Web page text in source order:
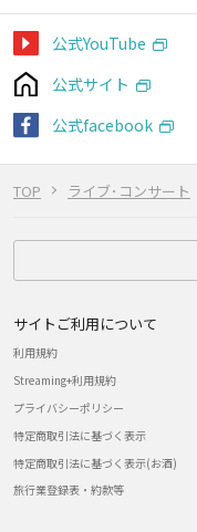
TOP ライブ･コンサート
公式YouTube
公式サイト
公式facebook
サイトご利用について
利用規約
Streaming+利用規約
プライバシーポリシー
特定商取引法に基づく表示
特定商取引法に基づく表示(お酒)
旅行業登録表・約款等